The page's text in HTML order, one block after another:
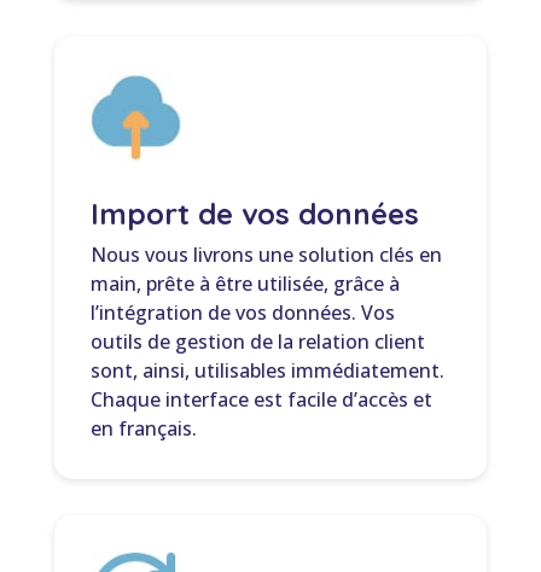
Import de vos données
Nous vous livrons une solution clés en
main, prête à être utilisée, grâce à
l’intégration de vos données. Vos
outils de gestion de la relation client
sont, ainsi, utilisables immédiatement.
Chaque interface est facile d’accès et
en français.